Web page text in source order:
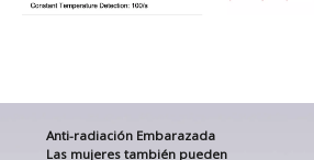
Anti-radiación Embarazada
Las mujeres también pueden